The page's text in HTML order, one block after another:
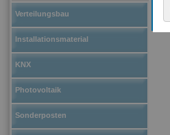
Verteilungsbau
Installationsmaterial
KNX
Photovoltaik
Sonderposten